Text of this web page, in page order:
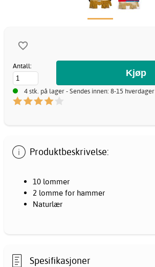
Antall:
4 stk. på lager - Sendes innen: 8-15 hverdager
Produktbeskrivelse:
10 lommer
2 lomme for hammer
Naturlær
Spesifikasjoner